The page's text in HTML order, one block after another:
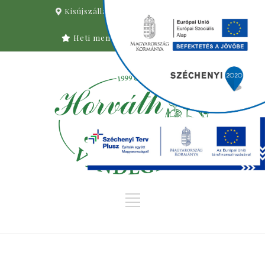
Kisújszállás, Nagy Imre u. 2.
-59/321-285
Heti menü
Asztalfoglalás